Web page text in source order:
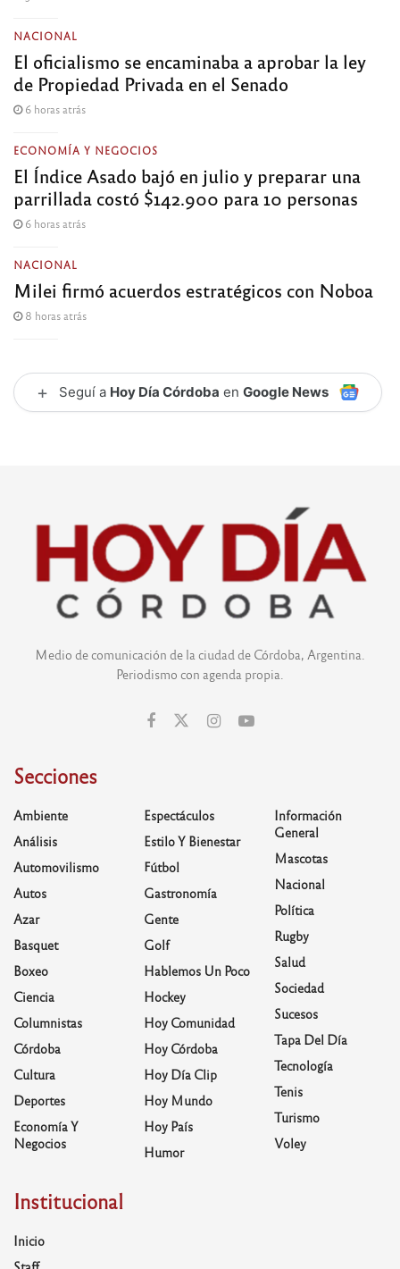
NACIONAL
El oficialismo se encaminaba a aprobar la ley
de Propiedad Privada en el Senado
6 horas atrás
ECONOMÍA Y NEGOCIOS
El Índice Asado bajó en julio y preparar una
parrillada costó $142.900 para 10 personas
6 horas atrás
NACIONAL
Milei firmó acuerdos estratégicos con Noboa
8 horas atrás
+ Seguí a Hoy Día Córdoba en Google News
Medio de comunicación de la ciudad de Córdoba, Argentina.
Periodismo con agenda propia.
Secciones
Ambiente
Análisis
Automovilismo
Autos
Azar
Basquet
Boxeo
Ciencia
Columnistas
Córdoba
Cultura
Deportes
Economía Y
Negocios
Espectáculos
Estilo Y Bienestar
Fútbol
Gastronomía
Gente
Golf
Hablemos Un Poco
Hockey
Hoy Comunidad
Hoy Córdoba
Hoy Día Clip
Hoy Mundo
Hoy País
Humor
Información
General
Mascotas
Nacional
Política
Rugby
Salud
Sociedad
Sucesos
Tapa Del Día
Tecnología
Tenis
Turismo
Voley
Institucional
Inicio